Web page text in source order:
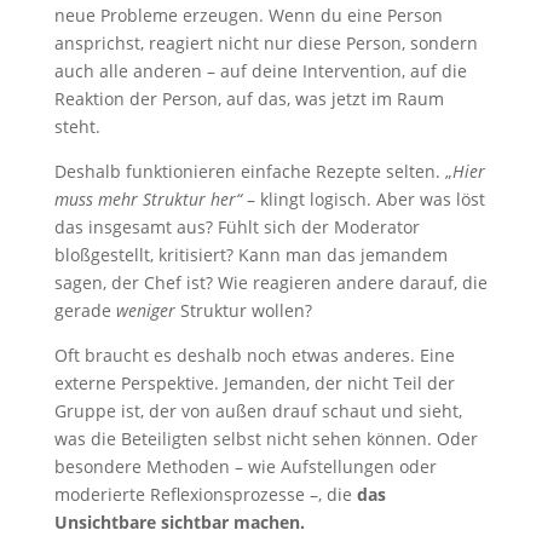
neue Probleme erzeugen. Wenn du eine Person
ansprichst, reagiert nicht nur diese Person, sondern
auch alle anderen – auf deine Intervention, auf die
Reaktion der Person, auf das, was jetzt im Raum
steht.
Deshalb funktionieren einfache Rezepte selten. „Hier
muss mehr Struktur her“– klingt logisch. Aber was löst
das insgesamt aus? Fühlt sich der Moderator
bloßgestellt, kritisiert? Kann man das jemandem
sagen, der Chef ist? Wie reagieren andere darauf, die
gerade wenigerStruktur wollen?
Oft braucht es deshalb noch etwas anderes. Eine
externe Perspektive. Jemanden, der nicht Teil der
Gruppe ist, der von außen drauf schaut und sieht,
was die Beteiligten selbst nicht sehen können. Oder
besondere Methoden – wie Aufstellungen oder
moderierte Reflexionsprozesse –, die das
Unsichtbare sichtbar machen.